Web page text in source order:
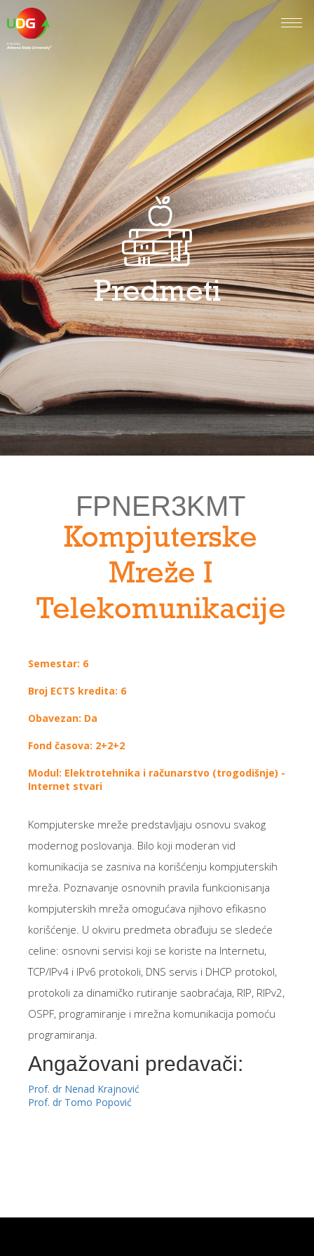
Predmeti
FPNER3KMT
Kompjuterske
Mreže I
Telekomunikacije
Semestar: 6
Broj ECTS kredita: 6
Obavezan: Da
Fond časova: 2+2+2
Modul: Elektrotehnika i računarstvo (trogodišnje) -
Internet stvari
Kompjuterske mreže predstavljaju osnovu svakog
modernog poslovanja. Bilo koji moderan vid
komunikacija se zasniva na korišćenju kompjuterskih
mreža. Poznavanje osnovnih pravila funkcionisanja
kompjuterskih mreža omogućava njihovo efikasno
korišćenje. U okviru predmeta obrađuju se sledeće
celine: osnovni servisi koji se koriste na Internetu,
TCP/IPv4 i IPv6 protokoli, DNS servis i DHCP protokol,
protokoli za dinamičko rutiranje saobraćaja, RIP, RIPv2,
OSPF, programiranje i mrežna komunikacija pomoću
programiranja.
Angažovani predavači:
Prof. dr Nenad Krajnović
Prof. dr Tomo Popović